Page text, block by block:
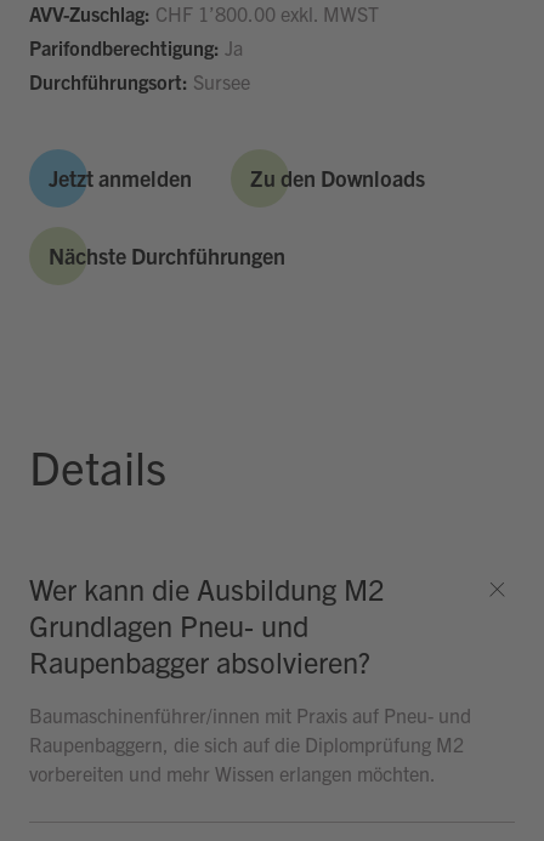
AVV-Zuschlag: CHF 1’800.00 exkl. MWST
Parifondberechtigung: Ja
Durchführungsort: Sursee
Jetzt anmelden Zu den Downloads
Nächste Durchführungen
Details
Wer kann die Ausbildung M2
Grundlagen Pneu- und
Raupenbagger absolvieren?
Baumaschinenführer/innen mit Praxis auf Pneu- und
Raupenbaggern, die sich auf die Diplomprüfung M2
vorbereiten und mehr Wissen erlangen möchten.